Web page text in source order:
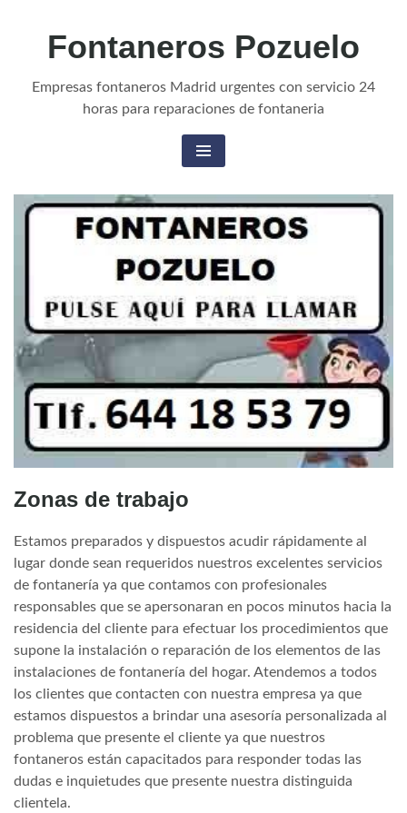
Fontaneros Pozuelo
Empresas fontaneros Madrid urgentes con servicio 24
horas para reparaciones de fontaneria
Zonas de trabajo
Estamos preparados y dispuestos acudir rápidamente al
lugar donde sean requeridos nuestros excelentes servicios
de fontanería ya que contamos con profesionales
responsables que se apersonaran en pocos minutos hacia la
residencia del cliente para efectuar los procedimientos que
supone la instalación o reparación de los elementos de las
instalaciones de fontanería del hogar. Atendemos a todos
los clientes que contacten con nuestra empresa ya que
estamos dispuestos a brindar una asesoría personalizada al
problema que presente el cliente ya que nuestros
fontaneros están capacitados para responder todas las
dudas e inquietudes que presente nuestra distinguida
clientela.